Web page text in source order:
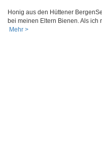
Honig aus den Hüttener
bei meinen Eltern Bienen. Als ich
Mehr >